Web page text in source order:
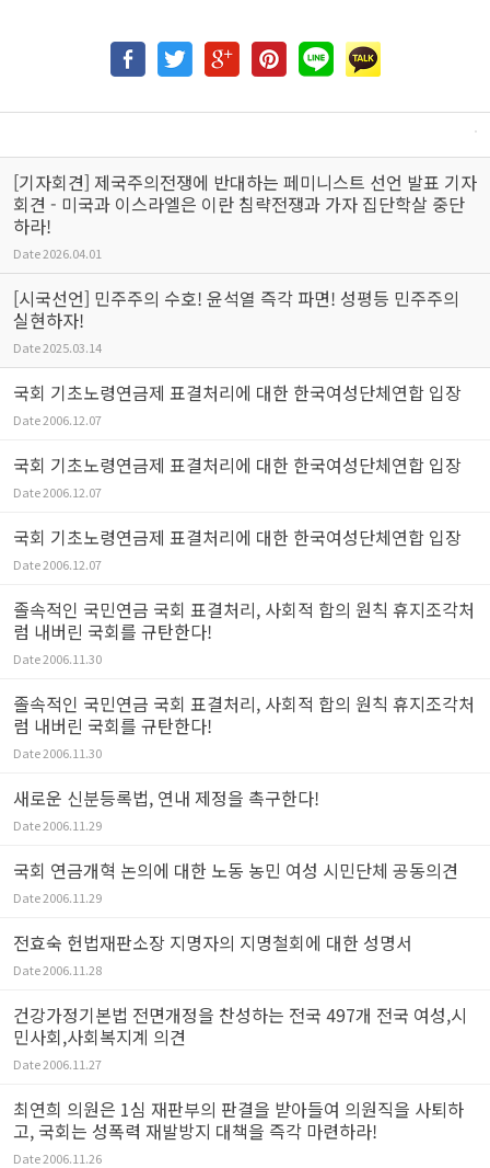
[기자회견] 제국주의전쟁에 반대하는 페미니스트 선언 발표 기자
회견 - 미국과 이스라엘은 이란 침략전쟁과 가자 집단학살 중단
하라!
Date2026.04.01
[시국선언] 민주주의 수호! 윤석열 즉각 파면! 성평등 민주주의
실현하자!
Date2025.03.14
국회 기초노령연금제 표결처리에 대한 한국여성단체연합 입장
Date2006.12.07
국회 기초노령연금제 표결처리에 대한 한국여성단체연합 입장
Date2006.12.07
국회 기초노령연금제 표결처리에 대한 한국여성단체연합 입장
Date2006.12.07
졸속적인 국민연금 국회 표결처리, 사회적 합의 원칙 휴지조각처
럼 내버린 국회를 규탄한다!
Date2006.11.30
졸속적인 국민연금 국회 표결처리, 사회적 합의 원칙 휴지조각처
럼 내버린 국회를 규탄한다!
Date2006.11.30
새로운 신분등록법, 연내 제정을 촉구한다!
Date2006.11.29
국회 연금개혁 논의에 대한 노동 농민 여성 시민단체 공동의견
Date2006.11.29
전효숙 헌법재판소장 지명자의 지명철회에 대한 성명서
Date2006.11.28
건강가정기본법 전면개정을 찬성하는 전국 497개 전국 여성,시
민사회,사회복지계 의견
Date2006.11.27
최연희 의원은 1심 재판부의 판결을 받아들여 의원직을 사퇴하
고, 국회는 성폭력 재발방지 대책을 즉각 마련하라!
Date2006.11.26